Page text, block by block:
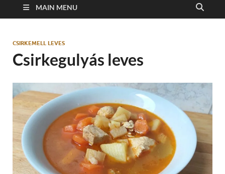
MAIN MENU
CSIRKEMELL LEVES
Csirkegulyás leves